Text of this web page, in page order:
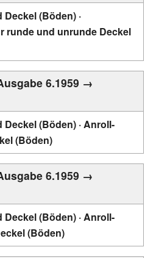
(Böden) ·
runde und unrunde Deckel
6.1959 →
(Böden) · Anroll-
(Böden)
6.1959 →
(Böden) · Anroll-
(Böden)